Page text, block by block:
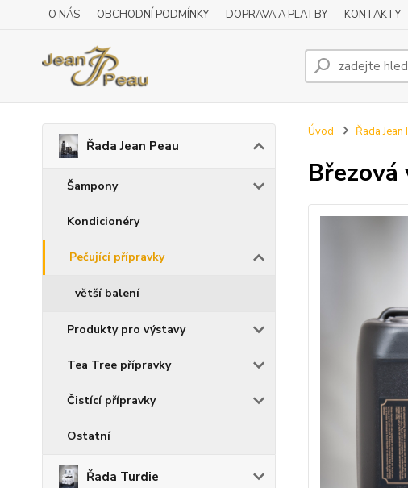
O NÁS OBCHODNÍ PODMÍNKY DOPRAVA A PLATBY KONTAKTY
Řada Jean Peau
Šampony
Kondicionéry
Pečující přípravky
větší balení
Produkty pro výstavy
Tea Tree přípravky
Čistící přípravky
Ostatní
Řada Turdie
Úvod Řada Jean